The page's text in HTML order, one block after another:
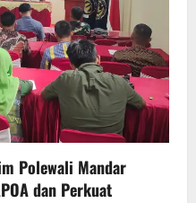
Polewali Mandar
dan Perkuat